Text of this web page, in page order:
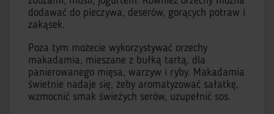
dodawać do pieczywa, deserów, gorących potraw i
zakąsek.
Poza tym możecie wykorzystywać orzechy
makadamia, mieszane z bułką tartą, dla
panierowanego mięsa, warzyw i ryby. Makadamia
świetnie nadaje się, żeby aromatyzować sałatkę,
wzmocnić smak świeżych serów, uzupełnić sos.